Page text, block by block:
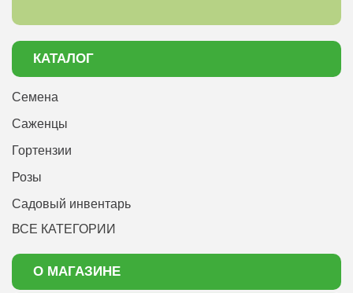
КАТАЛОГ
Семена
Саженцы
Гортензии
Розы
Садовый инвентарь
ВСЕ КАТЕГОРИИ
О МАГАЗИНЕ